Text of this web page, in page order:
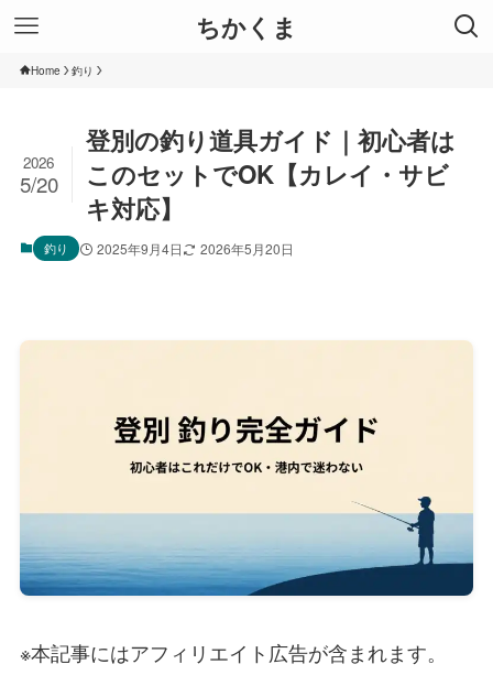
ちかくま
Home 釣り
登別の釣り道具ガイド｜初心者は
このセットでOK【カレイ・サビ
キ対応】
2026
5/20
釣り 2025年9月4日 2026年5月20日
※本記事にはアフィリエイト広告が含まれます。